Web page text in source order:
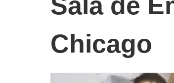
Chicago